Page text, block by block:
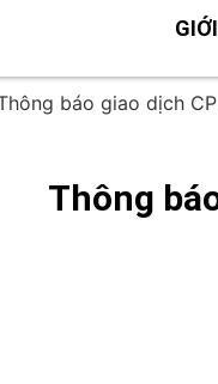
báo giao dịch
Thông